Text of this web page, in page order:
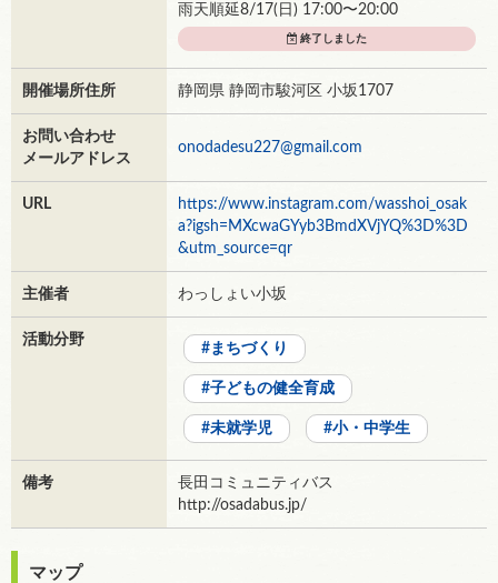
雨天順延8/17(日) 17:00〜20:00
終了しました
開催場所住所 静岡県 静岡市駿河区 小坂1707
お問い合わせ
メールアドレス
onodadesu227@gmail.com
URL
https://www.instagram.com/wasshoi_osak
a?igsh=MXcwaGYyb3BmdXVjYQ%3D%3D
&utm_source=qr
主催者 わっしょい小坂
活動分野
まちづくり
子どもの健全育成
未就学児 小・中学生
備考
長田コミュニティバス
http://osadabus.jp/
マップ